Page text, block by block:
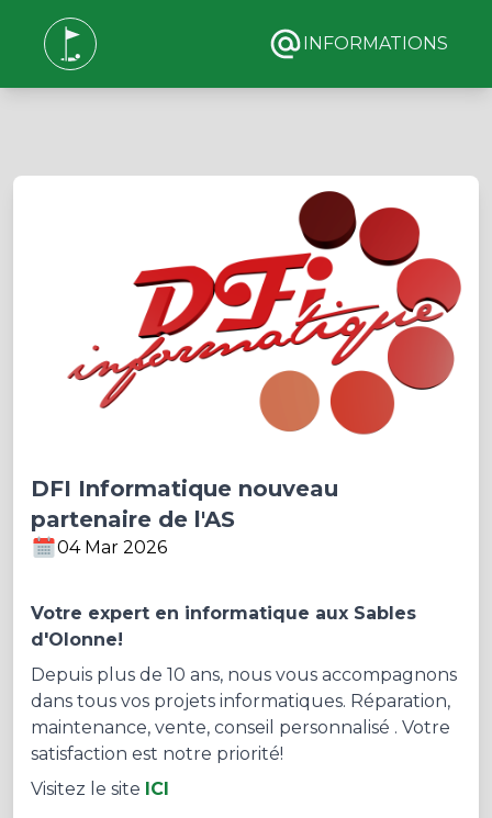
INFORMATIONS
DFI Informatique nouveau
partenaire de l'AS
04 Mar 2026
Votre expert en informatique aux Sables
d'Olonne!
Depuis plus de 10 ans, nous vous accompagnons
dans tous vos projets informatiques. Réparation,
maintenance, vente, conseil personnalisé . Votre
satisfaction est notre priorité!
Visitez le site ICI